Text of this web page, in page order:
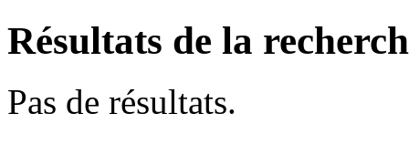
Résultats de la
Pas de résultats.